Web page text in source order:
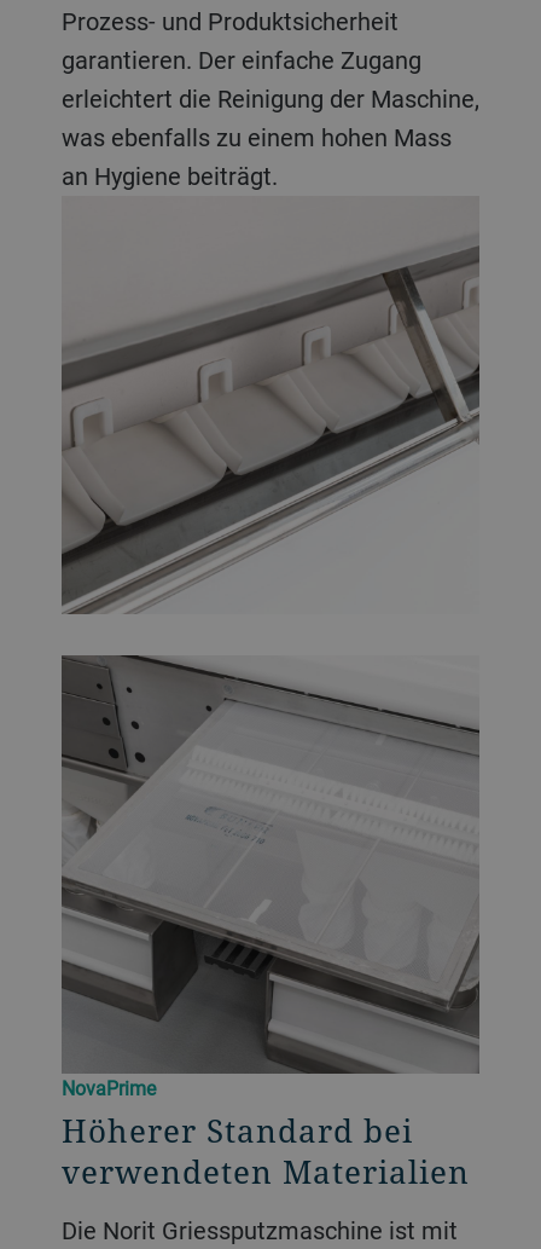
Prozess- und Produktsicherheit
garantieren. Der einfache Zugang
erleichtert die Reinigung der Maschine,
was ebenfalls zu einem hohen Mass
an Hygiene beiträgt.
NovaPrime
Höherer Standard bei
verwendeten Materialien
Die Norit Griessputzmaschine ist mit